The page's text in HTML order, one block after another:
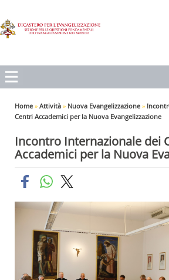
Home » Attività » Nuova Evangelizzazione »
Centri Accademici per la Nuova Evangelizzazione
Incontro Internazionale dei
Accademici per la Nuova